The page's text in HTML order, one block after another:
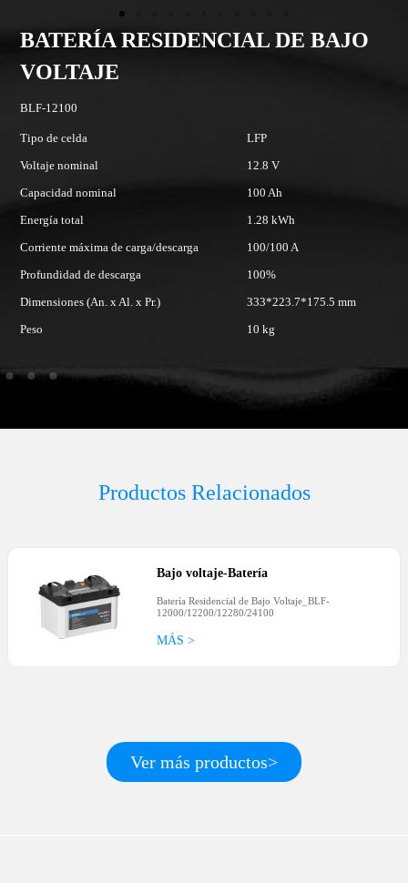
DE BAJO
LFP
12.8 V
100 Ah
1.28 kWh
100/100 A
100%
333*223.7*175.5 mm
10 kg
BATERÍA
Capacidad nominal
Corriente máxima de carga/descarga
Profundidad de descarga
Dimensiones (An. x Al. x Pr.)
Productos Relacionados
Bajo voltaje-Batería
Batería Residencial de Bajo Voltaje_BLF-
12000/12200/12280/24100
MÁS >
Ver más productos>